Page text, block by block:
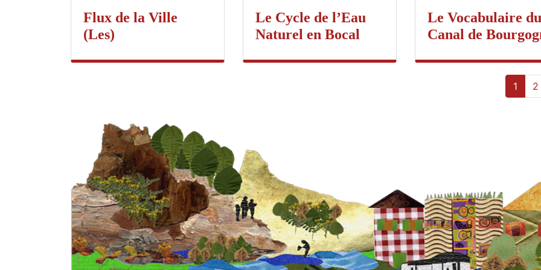
Flux de la Ville
(Les)
Le Cycle de l’Eau
Naturel en Bocal
Le Vocabulaire du
Canal de
1 2